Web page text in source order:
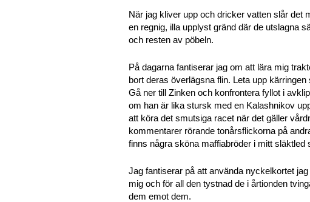
När jag kliver upp och dricker vatten slår det
en regnig, illa upplyst gränd där de utslagna
och resten av pöbeln.
På dagarna fantiserar jag om att lära mig
bort deras överlägsna flin. Leta upp
Gå ner till Zinken och konfrontera fyllot i
om han är lika stursk med en Kalashnikov
att köra det smutsiga racet när det gäller
kommentarer rörande tonårsflickorna på
finns några sköna maffiabröder i mitt
Jag fantiserar på att använda nyckelkortet
mig och för all den tystnad de i årtionden
dem emot dem.